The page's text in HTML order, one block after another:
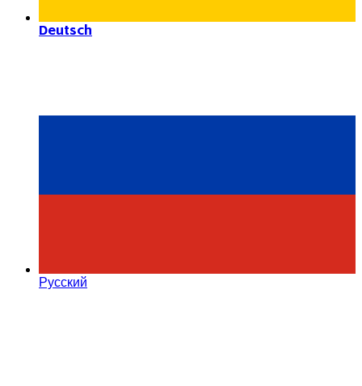
Deutsch
Русский